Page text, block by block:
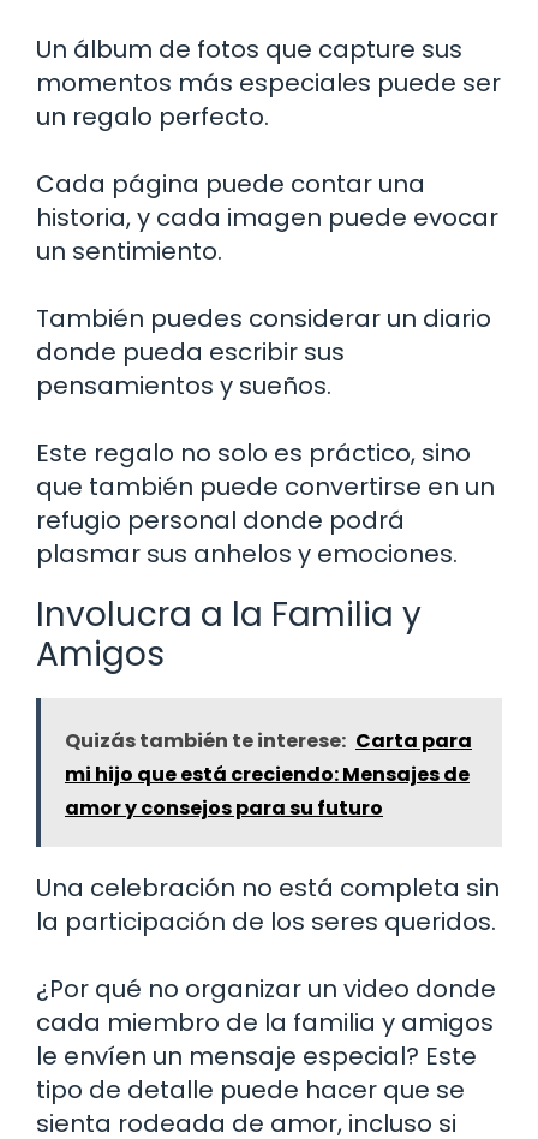
Un álbum de fotos que capture sus
momentos más especiales puede ser
un regalo perfecto.
Cada página puede contar una
historia, y cada imagen puede evocar
un sentimiento.
También puedes considerar un diario
donde pueda escribir sus
pensamientos y sueños.
Este regalo no solo es práctico, sino
que también puede convertirse en un
refugio personal donde podrá
plasmar sus anhelos y emociones.
Involucra a la Familia y
Amigos
Quizás también te interese: Carta para
mi hijo que está creciendo: Mensajes de
amor y consejos para su futuro
Una celebración no está completa sin
la participación de los seres queridos.
¿Por qué no organizar un video donde
cada miembro de la familia y amigos
le envíen un mensaje especial? Este
tipo de detalle puede hacer que se
sienta rodeada de amor, incluso si